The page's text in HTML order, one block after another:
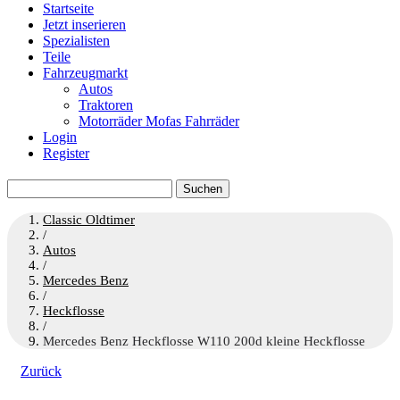
Startseite
Jetzt inserieren
Spezialisten
Teile
Fahrzeugmarkt
Autos
Traktoren
Motorräder Mofas Fahrräder
Login
Register
nach:
Classic Oldtimer
/
Autos
/
Mercedes Benz
/
Heckflosse
/
Mercedes Benz Heckflosse W110 200d kleine Heckflosse
Zurück